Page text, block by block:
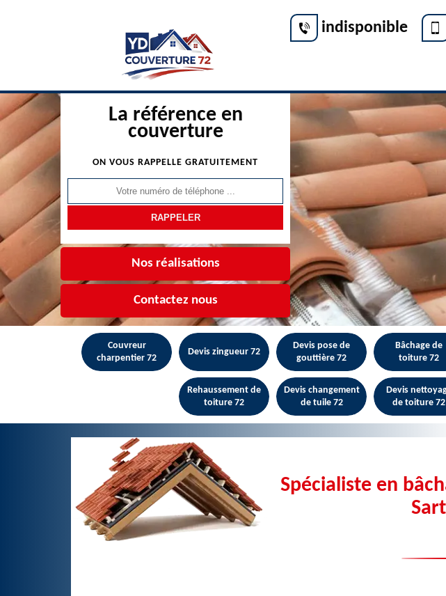
indisponible
La référence en
couverture
ON VOUS RAPPELLE GRATUITEMENT
Nos réalisations
Contactez nous
Couvreur
charpentier 72
Devis zingueur 72
Devis pose de
gouttière 72
Bâchage de
toiture 72
Rehaussement de
toiture 72
Devis changement
de tuile 72
Devis
de toiture 72
Spécialiste en